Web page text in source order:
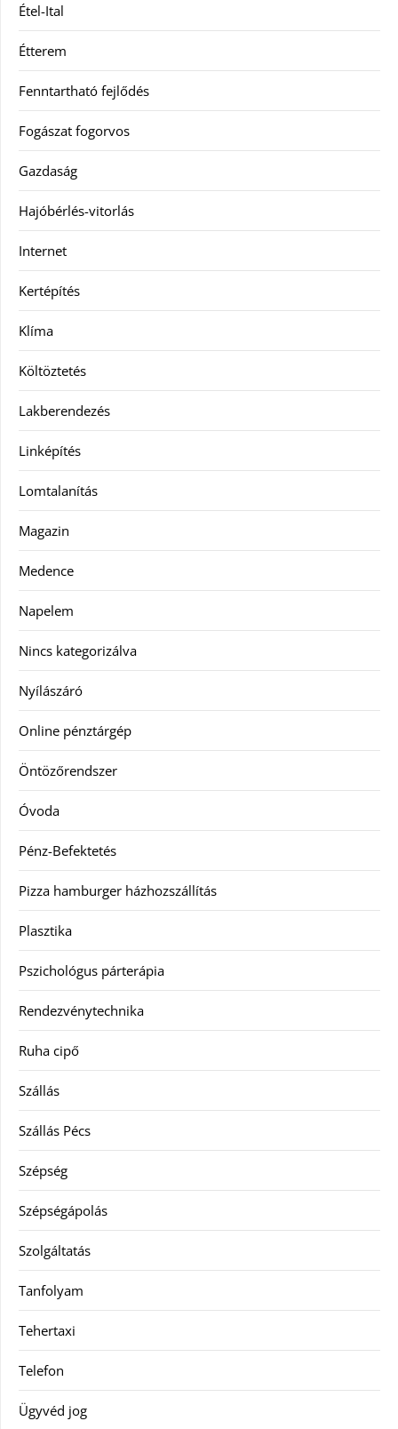
Étel-Ital
Étterem
Fenntartható fejlődés
Fogászat fogorvos
Gazdaság
Hajóbérlés-vitorlás
Internet
Kertépítés
Klíma
Költöztetés
Lakberendezés
Linképítés
Lomtalanítás
Magazin
Medence
Napelem
Nincs kategorizálva
Nyílászáró
Online pénztárgép
Öntözőrendszer
Óvoda
Pénz-Befektetés
Pizza hamburger házhozszállítás
Plasztika
Pszichológus párterápia
Rendezvénytechnika
Ruha cipő
Szállás
Szállás Pécs
Szépség
Szépségápolás
Szolgáltatás
Tanfolyam
Tehertaxi
Telefon
Ügyvéd jog